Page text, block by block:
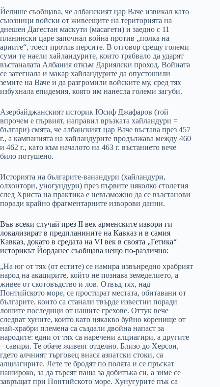
Йелише съобщава, че албанският цар Ваче извикал като
съюзници войски от живеещите на територията на
днешен Дагестан маскути (масагети) и заедно с 11
планински царе започнал война против „полка на
ариите“, тоест против персите. В отговор срещу големи
суми те наели хайландурите, които трябвало да ударят
въстаналата Албания откъм Дариялски проход. Войната
се затегнала и макар хайландурите да опустошили
земите на Ваче и да разгромили войските му, сред тях
избухнала епидемия, която им нанесла големи загуби.
Азербайджанският историк Юсиф Джафаров (той
впрочем е първият, направил връзката хайландури =
българи) смята, че албанският цар Ваче въстава през 457
г., а кампанията на хайландурите продължава между 460
и 462 г., като към началото на 463 г. въстанието вече
било потушено.
Историята на българите-ванандури (хайландури,
олхонтори, уногундури) през първите няколко столетия
след Христа на практика е невъзможно да се възстанови
поради крайно фрагментарните изворови данни.
Във всеки случай през II век арменските извори ги
локализират в предпланините на Кавказ и в самия
Кавказ, докато в средата на VI век в своята „Гетика“
историкът Йорданес съобщава нещо по-различно:
„На юг от тях (от естите) се намира извънредно храбрият
народ на акацирите, който не познава земеделието, а
живее от скотовъдство и лов. Отвъд тях, над
Понтийското море, се простират местата, обитавани от
българите, които са станали твърде известни поради
лошите последици от нашите грехове. Оттук вече
следват хуните, които като някакво буйно коренище от
най-храбри племена са създали двойна напаст за
народите: едни от тях са наречени алциагири, а другите
– савири. Те обаче живеят отделно. Близо до Херсон,
гдето алчният търговец внася азиатски стоки, са
алциагирите. Лете те бродят по полята и се пръскат
нашироко, за да търсят паша за добитъка си, а зиме се
завръщат при Понтийското море. Хунугурите пък са